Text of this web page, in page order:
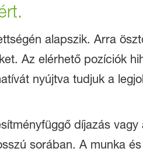
alapszik. Arra
Az elérhető pozíciók
nyújtva tudjuk a
díjazás
sorában. A munka